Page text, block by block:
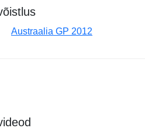
Austraalia GP 2012